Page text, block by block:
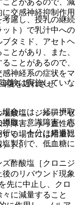
慮し、授乳の継続
ト）で乳汁中への
験は実施していな
合には、経口摂取
取、意識障害、痙
い、十分に経過観
製剤で、低血糖に
交感神経抑制作用
タミド、アセトヘ
とがあり、また、
ことがあるので、
神経系の症状をマ
復を遅れさせ
酸塩、ジルチアゼ
障害、うっ血性心
る場合には用量に
］。
酢酸塩［クロニジ
のリバウンド現象
先に中止し、クロ
に減量すること